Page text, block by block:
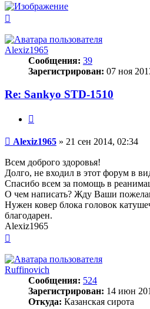
началу
Alexiz1965
Сообщения: 39
Зарегистрирован: 07 ноя
Re: Sankyo STD-1510
Сообщение
Alexiz1965 » 21 сен 2014, 02:34
Всем доброго здоровья!
Долго, не входил в этот форум в
Спасибо всем за помощь в
О чем написать? Жду Ваши
Нужен ковер блока головок
благодарен.
Alexiz1965
началу
Ruffinovich
Сообщения: 524
Зарегистрирован: 14 июн
Откуда: Казанская сирота